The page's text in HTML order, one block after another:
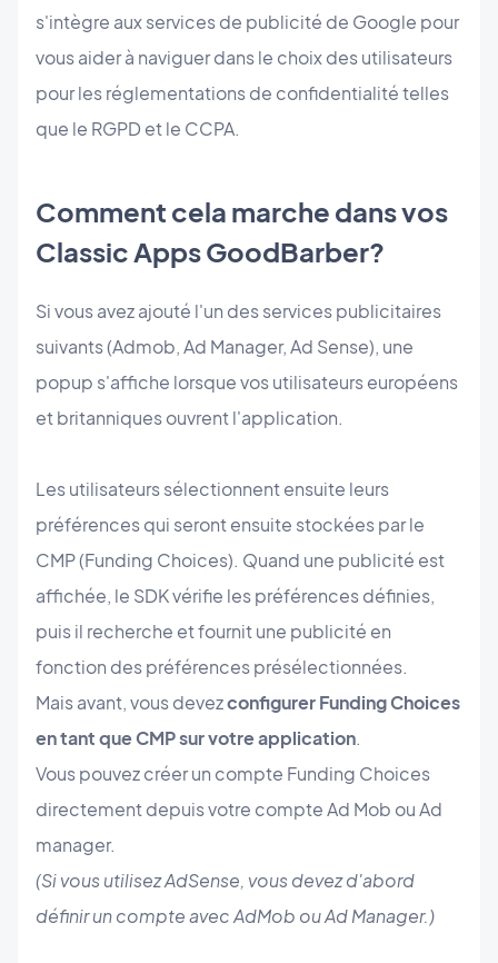
s'intègre aux services de publicité de Google pour
vous aider à naviguer dans le choix des utilisateurs
pour les réglementations de confidentialité telles
que le RGPD et le CCPA.
Comment cela marche dans vos
Classic Apps GoodBarber?
Si vous avez ajouté l'un des services publicitaires
suivants (Admob, Ad Manager, Ad Sense), une
popup s'affiche lorsque vos utilisateurs européens
et britanniques ouvrent l'application.
Les utilisateurs sélectionnent ensuite leurs
préférences qui seront ensuite stockées par le
CMP (Funding Choices). Quand une publicité est
affichée, le SDK vérifie les préférences définies,
puis il recherche et fournit une publicité en
fonction des préférences présélectionnées.
Mais avant, vous devezconfigurer Funding Choices
en tant que CMP sur votre application.
Vous pouvez créer un compte Funding Choices
directement depuis votre compte Ad Mob ou Ad
manager.
(Si vous utilisez AdSense, vous devez d'abord
définir un compte avec AdMob ou Ad Manager.)